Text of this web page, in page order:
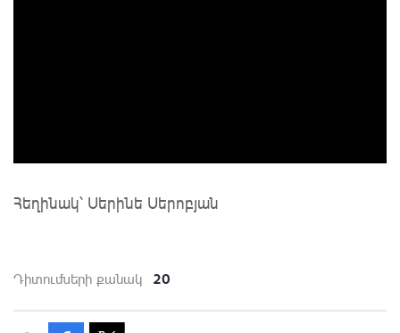
Հեղինակ՝ Սերինե Սերոբյան
Դիտումների քանակ 20